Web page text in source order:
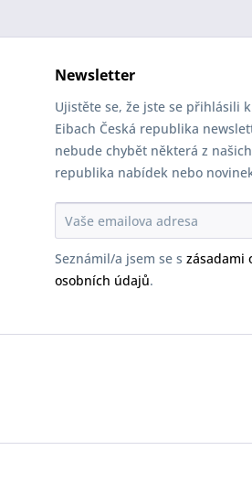
Newsletter
Ujistěte se, že jste se přihlásili
Eibach Česká republika
nebude chybět některá z
republika nabídek nebo
Seznámil/a jsem se s zásadami
osobních údajů.